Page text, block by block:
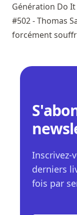
Génération Do It
#502 - Thomas
forcément
Inscrivez-
derniers
fois par